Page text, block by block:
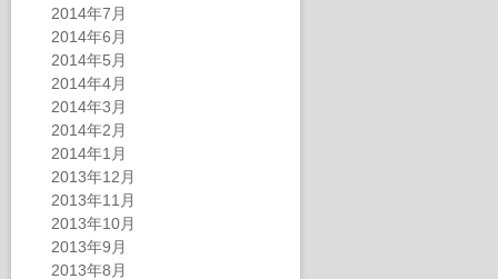
2014年7月
2014年6月
2014年5月
2014年4月
2014年3月
2014年2月
2014年1月
2013年12月
2013年11月
2013年10月
2013年9月
2013年8月